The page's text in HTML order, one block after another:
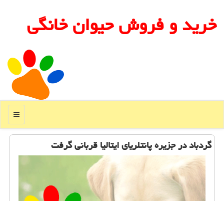
خرید و فروش حیوان خانگی
منو
گردباد در جزیره پانتلریای ایتالیا قربانی گرفت